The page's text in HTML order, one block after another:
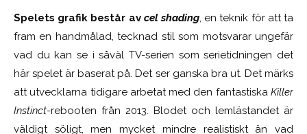
Spelets grafik består av cel shading, en teknik för att ta
fram en handmålad, tecknad stil som motsvarar ungefär
vad du kan se i såväl TV-serien som serietidningen det
här spelet är baserat på. Det ser ganska bra ut. Det märks
att utvecklarna tidigare arbetat med den fantastiska Killer
Instinct-rebooten från 2013. Blodet och lemlästandet är
väldigt söligt, men mycket mindre realistiskt än vad